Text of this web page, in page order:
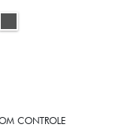
CONTROLE